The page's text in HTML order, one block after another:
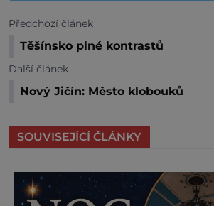
Předchozí článek
Těšínsko plné kontrastů
Další článek
Nový Jičín: Město klobouků
SOUVISEJÍCÍ ČLÁNKY